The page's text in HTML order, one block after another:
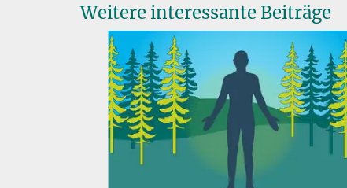
Weitere interessante Beiträge